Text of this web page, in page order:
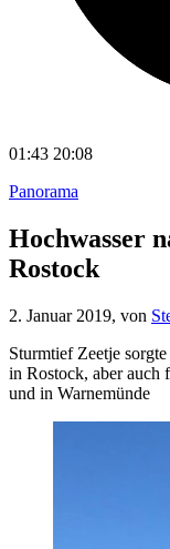
01:43 20:08
Panorama
Hochwasser
Rostock
2. Januar 2019, von
Sturmtief Zeetje
in Rostock, aber auch
und in Warnemünde